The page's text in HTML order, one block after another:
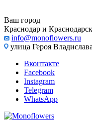
Ваш город
Краснодар и
info@monoflowers.ru
улица Героя
Вконтакте
Facebook
Instagram
Telegram
WhatsApp